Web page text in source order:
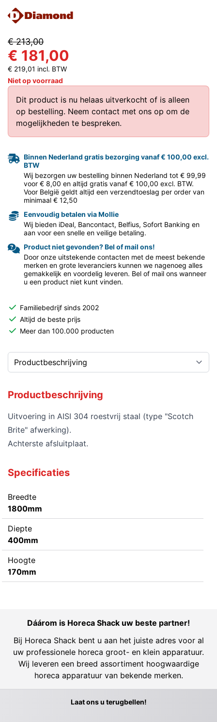
€ 213,00
€ 181,00
€ 219,01 incl. BTW
Niet op voorraad
Dit product is nu helaas uitverkocht of is alleen
op bestelling. Neem contact met ons op om de
mogelijkheden te bespreken.
Binnen Nederland gratis bezorging vanaf € 100,00 excl.
BTW
Wij bezorgen uw bestelling binnen Nederland tot € 99,99
voor € 8,00 en altijd gratis vanaf € 100,00 excl. BTW.
Voor België geldt altijd een verzendtoeslag per order van
minimaal € 12,50
Eenvoudig betalen via Mollie
Wij bieden iDeal, Bancontact, Belfius, Sofort Banking en
aan voor een snelle en veilige betaling.
Product niet gevonden? Bel of mail ons!
Door onze uitstekende contacten met de meest bekende
merken en grote leveranciers kunnen we nagenoeg alles
gemakkelijk en voordelig leveren. Bel of mail ons wanneer
u een product niet kunt vinden.
Familiebedrijf sinds 2002
Altijd de beste prijs
Meer dan 100.000 producten
Productbeschrijving
Uitvoering in AISI 304 roestvrij staal (type "Scotch
Brite" afwerking).
Achterste afsluitplaat.
Specificaties
Breedte
1800mm
Diepte
400mm
Hoogte
170mm
Dáárom is Horeca Shack uw beste partner!
Bij Horeca Shack bent u aan het juiste adres voor al
uw professionele horeca groot- en klein apparatuur.
Wij leveren een breed assortiment hoogwaardige
horeca apparatuur van bekende merken.
Laat ons u terugbellen!